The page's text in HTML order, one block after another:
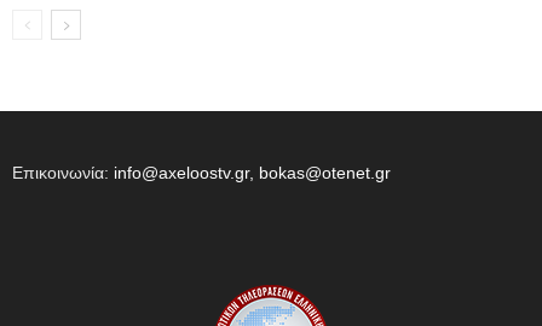
Επικοινωνία: info@axeloostv.gr, bokas@otenet.gr